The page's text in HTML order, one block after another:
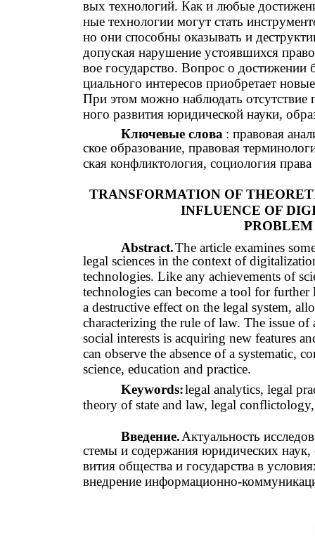
вых технологий. Как и любые
ные технологии могут стать
но они способны оказывать и
допуская нарушение устоявшихся
вое государство. Вопрос о достижении
циального интересов приобретает
При этом можно наблюдать отсутствие
ного развития юридической науки,
Ключевые слова : правовая
ское образование, правовая
ская конфликтология, социология права
TRANSFORMATION OF
INFLUENCE OF
Abstract.The article examines
legal sciences in the context of
technologies. Like any achievements of
technologies can become a tool for
a destructive effect on the legal system,
characterizing the rule of law. The issue
social interests is acquiring new features
can observe the absence of a systematic,
science, education and practice.
Keywords:legal analytics, legal
theory of state and law, legal
Введение.Актуальность
стемы и содержания юридических
вития общества и государства в
внедрение информационно-